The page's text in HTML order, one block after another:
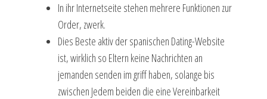
In ihr Internetseite stehen mehrere Funktionen zur
Order, zwerk.
Dies Beste aktiv der spanischen Dating-Website
ist, wirklich so Eltern keine Nachrichten an
jemanden senden im griff haben, solange bis
zwischen Jedem beiden die eine Vereinbarkeit